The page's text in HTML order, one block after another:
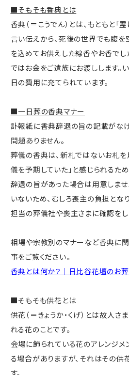
■そもそも香典とは
香典（＝こうでん）とは、もともと「
言い伝えから、死後の世界でも腹を
を込めてお供えした線香やお香でし
ではお金をご遺族にお渡しします。
日の費用に充てられています。
■一日葬の香典マナー
訃報紙に香典辞退の旨の記載がな
問題ありません。
葬儀の香典は、新札ではないお札を
儀を予期していた」と感じられるため
辞退の旨があった場合は用意しま
いないため、むしろ喪主の負担とな
担当の葬儀社や喪主さまに確認をし
相場や宗教別のマナーなど香典に関
事をご覧ください。
香典とは何か？｜日比谷花壇のお
■そもそも供花とは
供花（＝きょうか・くげ）とは故人さ
れる花のことです。
会場に飾られている花のアレンジメ
る場合がありますが、それはその供
す。